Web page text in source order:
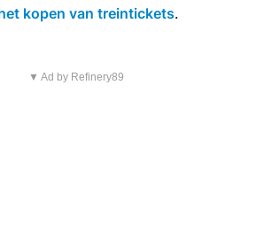
kopen van treintickets.
▼ Ad by Refinery89